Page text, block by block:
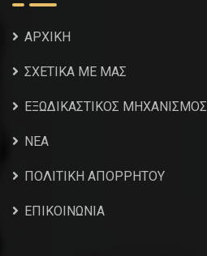
ΑΡΧΙΚΗ
ΣΧΕΤΙΚΑ ΜΕ ΜΑΣ
ΕΞΩΔΙΚΑΣΤΙΚΟΣ
NEA
ΠΟΛΙΤΙΚΗ ΑΠΟΡΡΗΤΟΥ
ΕΠΙΚΟΙΝΩΝΙΑ